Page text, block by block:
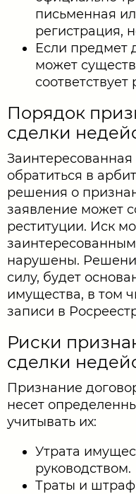
письменная
регистрация,
Если предмет
может
соответствует
Порядок
сделки
обратиться в
решения о
заявление может
реституции. Иск
нарушены.
силу, будет
имущества, в том
записи в
Риски
сделки
Признание
несет
учитывать их:
Утрата
руководством.
Траты и